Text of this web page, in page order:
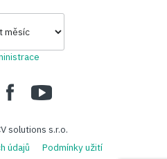
Facebook
solutions s.r.o.
údajů
Podmínky užití